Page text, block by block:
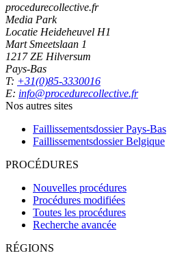
procedurecollective.fr
Media Park
Locatie Heideheuvel H1
Mart Smeetslaan 1
1217 ZE Hilversum
Pays-Bas
T: +31(0)85-3330016
E: info@procedurecollective.fr
Nos autres sites
Faillissementsdossier Pays-Bas
Faillissementsdossier Belgique
PROCÉDURES
Nouvelles procédures
Procédures modifiées
Toutes les procédures
Recherche avancée
RÉGIONS